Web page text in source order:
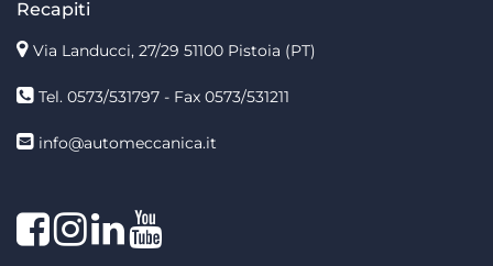
Recapiti
Via Landucci, 27/29 51100 Pistoia (PT)
Tel. 0573/531797 - Fax 0573/531211
info@automeccanica.it
FacebookInstagram
linkedin